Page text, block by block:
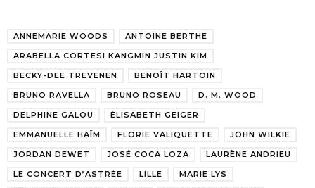
ANNEMARIE WOODS
ANTOINE BERTHE
ARABELLA CORTESI KANGMIN JUSTIN KIM
BECKY-DEE TREVENEN
BENOÎT HARTOIN
BRUNO RAVELLA
BRUNO ROSEAU
D. M. WOOD
DELPHINE GALOU
ÉLISABETH GEIGER
EMMANUELLE HAÏM
FLORIE VALIQUETTE
JOHN WILKIE
JORDAN DEWET
JOSÉ COCA LOZA
LAURÈNE ANDRIEU
LE CONCERT D’ASTRÉE
LILLE
MARIE LYS